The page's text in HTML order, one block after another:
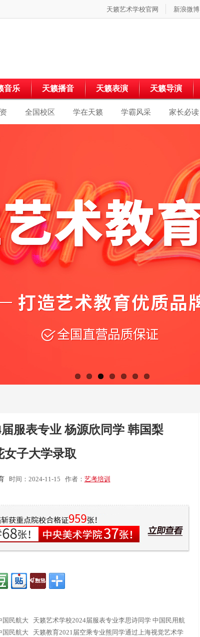
天籁艺术学校官网 新浪微博
音乐 天籁播音 天籁表演 天籁导演
全国校区 学在天籁 学霸风采 家长必读
服表专业 杨源欣同学 韩国梨
女子大学录取
时间：2024-11-15 作者： 艺考培训
国民航大
国民航大
天籁艺术学校2024届服表专业李思诗同学 中国民用航
空飞行学院录取
天籁教育2021届空乘专业熊同学通过上海视觉艺术学